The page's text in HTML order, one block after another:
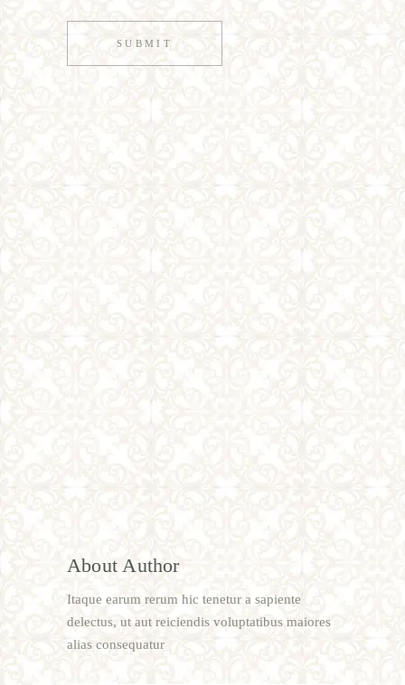
SUBMIT
About Author
Itaque earum rerum hic tenetur a sapiente
delectus, ut aut reiciendis voluptatibus maiores
alias consequatur